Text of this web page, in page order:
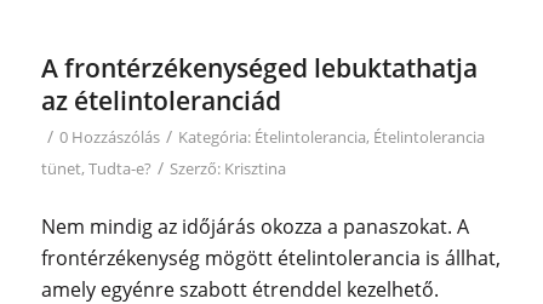
A frontérzékenységed lebuktathatja
az ételintoleranciád
/ 0 Hozzászólás / Kategória: Ételintolerancia, Ételintolerancia
tünet, Tudta-e? / Szerző: Krisztina
Nem mindig az időjárás okozza a panaszokat. A
frontérzékenység mögött ételintolerancia is állhat,
amely egyénre szabott étrenddel kezelhető.